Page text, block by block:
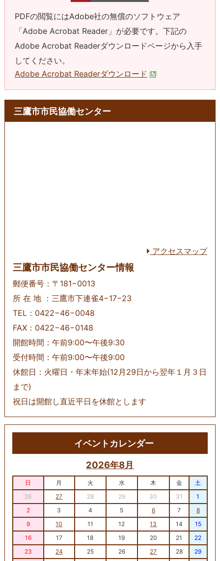
PDFの閲覧にはAdobe社の無償のソフトウェア
「Adobe Acrobat Reader」が必要です。下記の
Adobe Acrobat Readerダウンロードページから入手
してください。
Adobe Acrobat Readerダウンロード
三鷹市市民協働センター
アクセスマップ
三鷹市市民協働センター情報
郵便番号：〒181−0013
所 在 地 ：三鷹市下連雀4−17−23
TEL：0422−46−0048
FAX：0422−46−0148
開館時間：午前9:00〜午後9:30
受付時間：午前9:00〜午後9:00
休館日：火曜日・年末年始(12月29日から翌年１月３日
まで)
祝日は開館し直近平日を休館とします
イベントカレンダー
2026年8月
日 月 火 水 木 金
土
26
27 28 29 30 31
1
2
3 4 5 6 7
8
9
10 11 12 13 14
15
16
17 18 19 20 21
22
23
24 25 26 27 28
29